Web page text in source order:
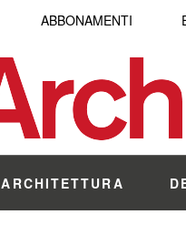
ABBONAMENTI
ARCHITETTURA